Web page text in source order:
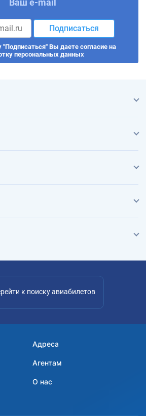
Ваш e-mail
Подписаться
Вы даете согласие на
персональных данных
к поиску авиабилетов
Адреса
Агентам
О нас